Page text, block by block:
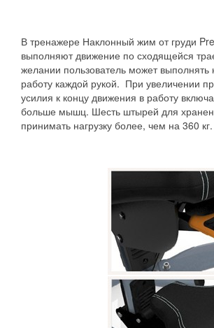
В тренажере Наклонный жим от груди
выполняют движение по сходящейся
желании пользователь может выполнять
работу каждой рукой. При увеличении
усилия к концу движения в работу
больше мышц. Шесть штырей для
принимать нагрузку более, чем на 360 кг.